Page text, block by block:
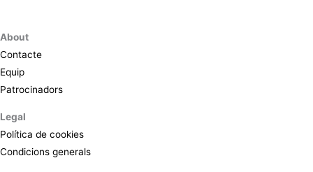
About
Contacte
Equip
Patrocinadors
Legal
Política de cookies
Condicions generals